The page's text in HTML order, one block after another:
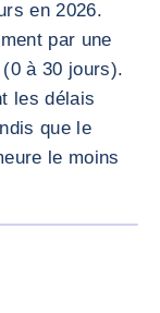
en 2026.
par une
à 30 jours).
les délais
que le
le moins